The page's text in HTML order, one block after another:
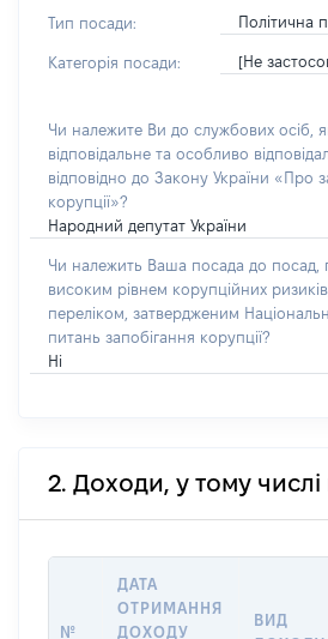
Тип посади: Політична
Категорія посади: [Не
Чи належите Ви до службових осіб,
відповідальне та особливо
відповідно до Закону України «Про
корупції»?
Народний депутат України
Чи належить Ваша посада до посад,
високим рівнем корупційних
переліком, затвердженим
питань запобігання корупції?
Ні
2. Доходи, у тому
№
ДАТА
ОТРИМАННЯ
ДОХОДУ
ВИД